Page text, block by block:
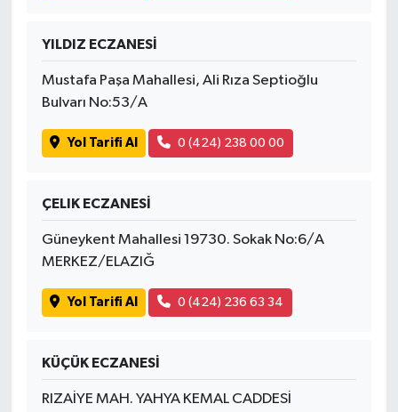
YILDIZ ECZANESİ
Mustafa Paşa Mahallesi, Ali Rıza Septioğlu
Bulvarı No:53/A
Yol Tarifi Al 0 (424) 238 00 00
ÇELIK ECZANESİ
Güneykent Mahallesi 19730. Sokak No:6/A
MERKEZ/ELAZIĞ
Yol Tarifi Al 0 (424) 236 63 34
KÜÇÜK ECZANESİ
RIZAİYE MAH. YAHYA KEMAL CADDESİ